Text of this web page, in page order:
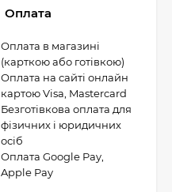
Оплата
Оплата в магазині
(карткою або готівкою)
Оплата на сайті онлайн
картою Visa, Mastercard
Безготівкова оплата для
фізичних і юридичних
осіб
Оплата Google Pay,
Apple Pay